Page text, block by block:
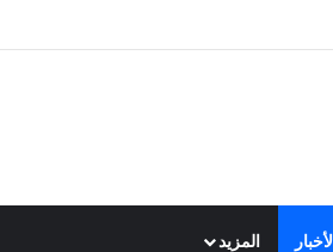
المزيد